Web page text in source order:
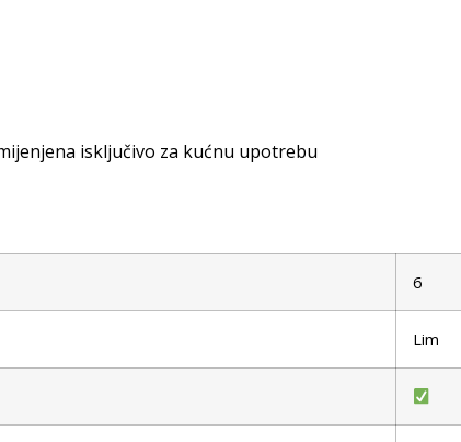
isključivo za kućnu upotrebu
6
Lim